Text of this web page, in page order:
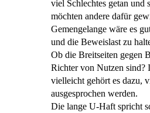
viel Schlechtes getan und
möchten andere dafür
Gemengelange wäre es
und die Beweislast zu
Ob die Breitseiten gegen
Richter von Nutzen sind?
vielleicht gehört es dazu,
ausgesprochen werden.
Die lange U-Haft spricht